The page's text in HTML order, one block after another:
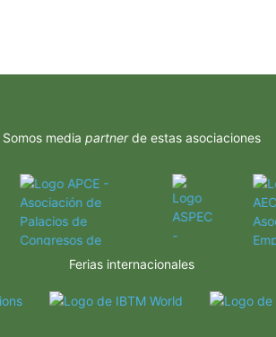
Somos media partnerde estas asociaciones
Ferias internacionales